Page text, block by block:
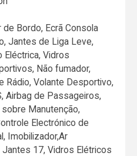
Bordo, Ecrã Consola
Jantes de Liga Leve,
Eléctrica, Vidros
Não fumador,
Rádio, Volante Desportivo,
Airbag de Passageiros,
Manutenção,
Electrónico de
Imobilizador,Ar
Jantes 17, Vidros Elétricos